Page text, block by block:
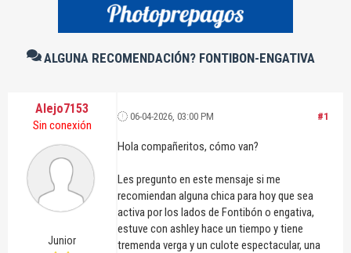
ALGUNA RECOMENDACIÓN? FONTIBON-ENGATIVA
Alejo7153
Sin conexión
Junior
#1
06-04-2026, 03:00 PM
Hola compañeritos, cómo van?
Les pregunto en este mensaje si me
recomiendan alguna chica para hoy que sea
activa por los lados de Fontibón o engativa,
estuve con ashley hace un tiempo y tiene
tremenda verga y un culote espectacular, una